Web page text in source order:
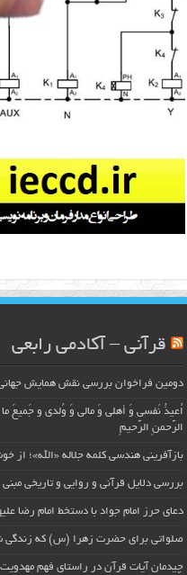
قرآنی – آکادمی رابعی
دومین فراخوان بررسی نقش همایش
اُعیذُ نَفسی وَ أهلی وَ مالی وَ وُلدی و جَمیعَ
الرَّحمنِ الرَّحیمِ
بازآفرینی هندسی کلمه جلاله «الله»؛ از
بررسی دلایل قرآنی و روایی و تاریخی
دعای حرز امام جواد با دستخط امام رضا
صلواتی برای حضرت زهرا (س) که زندگی
چیدمان آیات قرآن در راستای فهم